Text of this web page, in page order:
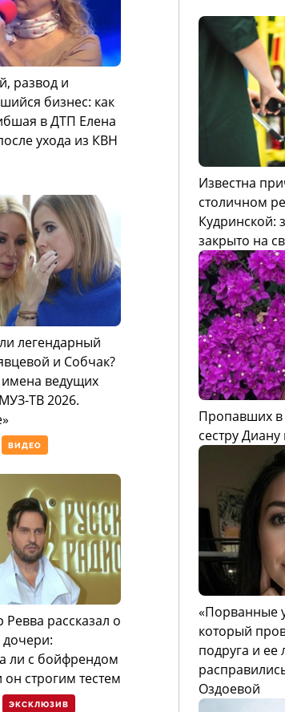
развод и
бизнес: как
в ДТП Елена
ухода из КВН
ВИДЕО
легендарный
и Собчак?
ведущих
ТВ 2026.
ЭКСКЛЮЗИВ
Ревва рассказал о
дочери:
ли с бойфрендом
он строгим тестем
Известна
столичном
Кудринской:
закрыто на
Пропавших в
сестру
«Порванные
который
подруга и
Оздоевой